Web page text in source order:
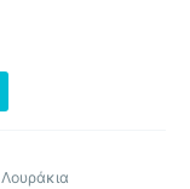
Λουράκια